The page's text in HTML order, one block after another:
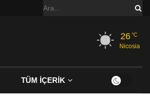
26°C
Nicosia
TÜM İÇERİK